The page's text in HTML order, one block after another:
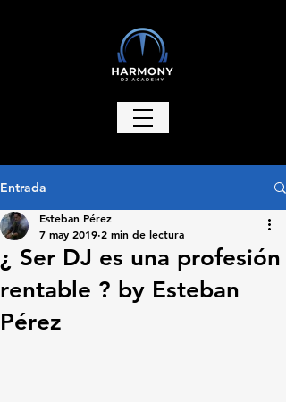
Entrada
¿ Ser DJ es una profesión
rentable ? by Esteban
Pérez
Esteban Pérez
7 may 2019 2 min de lectura